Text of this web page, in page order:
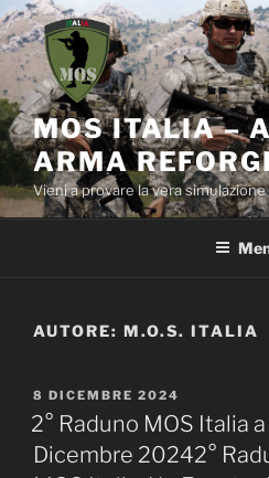
Salta
al
contenuto
MOS ITALIA –
ARMA
Vieni a provare la vera
AUTORE: M.O.S. ITALIA
PUBBLICATO
IL
8 DICEMBRE 2024
2° Raduno MOS Italia
Dicembre 20242°